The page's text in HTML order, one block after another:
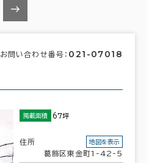
お問い合わせ番号： 021-07018
掲載面積 67坪
住所
葛飾区東金町1-42-5
地図を表示